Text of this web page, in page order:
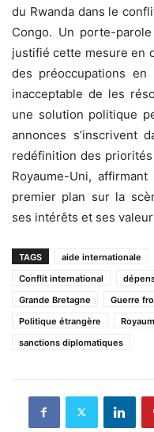
du Rwanda dans le
Congo. Un porte-
justifié cette mesure en
des préoccupations
inacceptable de les
une solution politique
annonces s’inscrivent
redéfinition des
Royaume-Uni,
premier plan sur la
ses intérêts et ses
TAGS aide internationale
Conflit international
Grande Bretagne
Guerre
Politique étrangère
sanctions diplomatiques